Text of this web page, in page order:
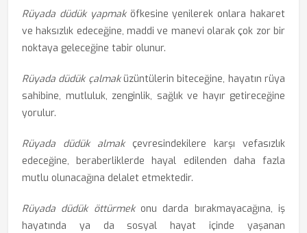
Rüyada düdük yapmaköfkesine yenilerek onlara hakaret
ve haksızlık edeceğine, maddi ve manevi olarak çok zor bir
noktaya geleceğine tabir olunur.
Rüyada düdük çalmaküzüntülerin biteceğine, hayatın rüya
sahibine, mutluluk, zenginlik, sağlık ve hayır getireceğine
yorulur.
Rüyada düdük almakçevresindekilere karşı vefasızlık
edeceğine, beraberliklerde hayal edilenden daha fazla
mutlu olunacağına delalet etmektedir.
Rüyada düdük öttürmekonu darda bırakmayacağına, iş
hayatında ya da sosyal hayat içinde yaşanan